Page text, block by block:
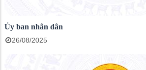
Ủy ban nhân dân
26/08/2025